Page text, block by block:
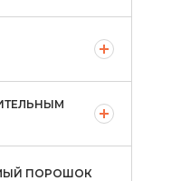
ПОРОШОК